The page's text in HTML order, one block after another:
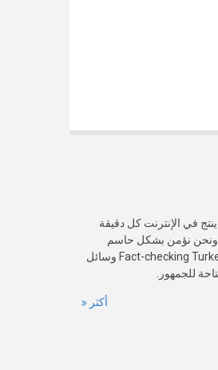
في الإنترنت كل دقيقة
ونحن نؤمن بشكل حاسم
بأهمية التحقق من صدقية هذه الأخبار والادعاءات، ولتحقيق ذلك تتابعFact-checking Turkey وسائل
للجمهور.
أكثر